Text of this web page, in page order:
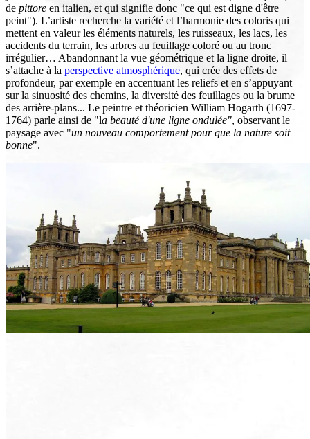
de pittore en italien, et qui signifie donc "ce qui est digne d'être
peint"). L’artiste recherche la variété et l’harmonie des coloris qui
mettent en valeur les éléments naturels, les ruisseaux, les lacs, les
accidents du terrain, les arbres au feuillage coloré ou au tronc
irrégulier… Abandonnant la vue géométrique et la ligne droite, il
s’attache à la perspective atmosphérique, qui crée des effets de
profondeur, par exemple en accentuant les reliefs et en s’appuyant
sur la sinuosité des chemins, la diversité des feuillages ou la brume
des arrière-plans... Le peintre et théoricien William Hogarth (1697-
1764) parle ainsi de "la beauté d'une ligne ondulée", observant le
paysage avec "un nouveau comportement pour que la nature soit
bonne".